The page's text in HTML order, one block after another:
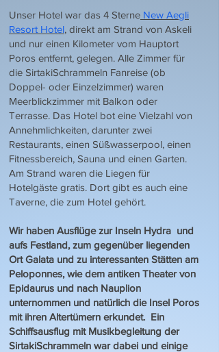
Unser Hotel war das 4 Sterne New Aegli
Resort Hotel, direkt am Strand von Askeli
und nur einen Kilometer vom Hauptort
Poros entfernt, gelegen. Alle Zimmer für
die SirtakiSchrammeln Fanreise (ob
Doppel- oder Einzelzimmer) waren
Meerblickzimmer mit Balkon oder
Terrasse. Das Hotel bot eine Vielzahl von
Annehmlichkeiten, darunter zwei
Restaurants, einen Süßwasserpool, einen
Fitnessbereich, Sauna und einen Garten.
Am Strand waren die Liegen für
Hotelgäste gratis. Dort gibt es auch eine
Taverne, die zum Hotel gehört.
Wir haben Ausflüge zur Inseln Hydra und
aufs Festland, zum gegenüber liegenden
Ort Galata und zu interessanten Stätten am
Peloponnes, wie dem antiken Theater von
Epidaurus und nach Nauplion
unternommen und natürlich die Insel Poros
mit ihren Altertümern erkundet. Ein
Schiffsausflug mit Musikbegleitung der
SirtakiSchrammeln war dabei und einige